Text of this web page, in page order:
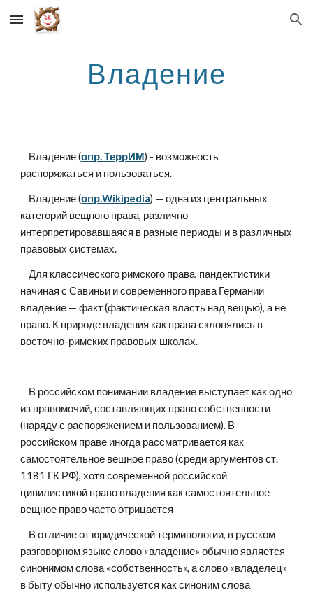
Skip to main content Skip to navigation
Владение
    Владение (
опр. ТеррИМ) - возможность
распоряжаться и пользоваться.
    Владение (
опр.Wikipedia) — одна из центральных
категорий вещного права, различно
интерпретировавшаяся в разные периоды и в различных
правовых системах.
    Для классического римского права, пандектистики
начиная с Савиньи и современного права Германии
владение — факт (фактическая власть над вещью), а не
право. К природе владения как права склонялись в
восточно-римских правовых школах.
из правомочий, составляющих право собственности
(наряду с распоряжением и пользованием). В
российском праве иногда рассматривается как
самостоятельное вещное право (среди аргументов ст.
1181 ГК РФ), хотя современной российской
цивилистикой право владения как самостоятельное
вещное право часто отрицается
разговорном языке слово «владение» обычно является
синонимом слова «собственность», а слово «владелец»
в быту обычно используется как синоним слова